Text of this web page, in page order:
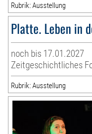
Rubrik: Ausstellung
Platte. Leben in
noch bis 17.01.2027
Zeitgeschichtliches
Rubrik: Ausstellung